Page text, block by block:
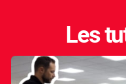
Jaguar
Les